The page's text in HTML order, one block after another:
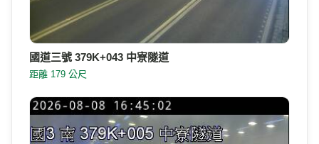
國道三號 379K+043 中寮隧道
距離 179 公尺